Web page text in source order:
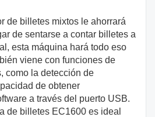
de billetes mixtos le ahorrará
de sentarse a contar billetes a
esta máquina hará todo eso
viene con funciones de
como la detección de
de obtener
a través del puerto USB.
de billetes EC1600 es ideal